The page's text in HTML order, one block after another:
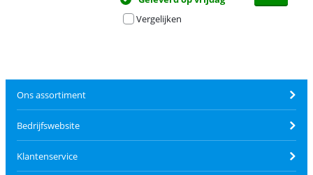
Vergelijken
Ons assortiment
Bedrijfswebsite
Klantenservice